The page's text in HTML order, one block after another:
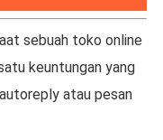
sebuah toko online
keuntungan yang
atau pesan